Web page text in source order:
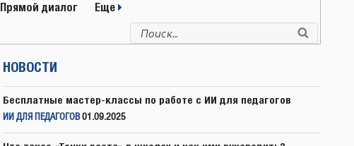
Прямой диалог Еще
Искать:
НОВОСТИ
Бесплатные мастер-классы по работе с ИИ для педагогов
ИИ ДЛЯ ПЕДАГОГОВ 01.09.2025